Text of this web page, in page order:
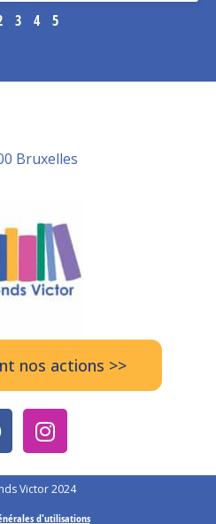
3 4 5
Bruxelles
nos actions >>
Victor 2024
d'utilisations